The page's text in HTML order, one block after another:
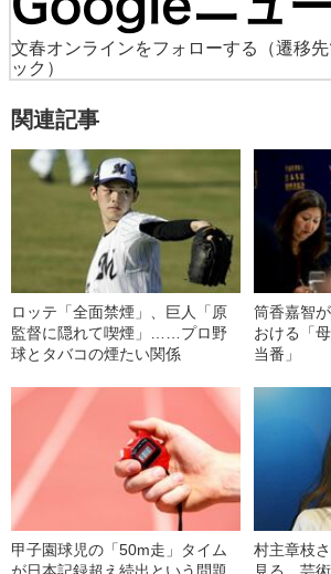
文春オンラインをフォローする
（遷移
ック）
関連記事
ロッテ「全面禁煙」、巨人「原
監督に隠れて喫煙」……プロ野
球とタバコの煙たい関係
筒香嘉智
おける「
当番」
甲子園球児の「50m走」タイム
が日本記録超え続出という問題
村主章枝
見る、芸